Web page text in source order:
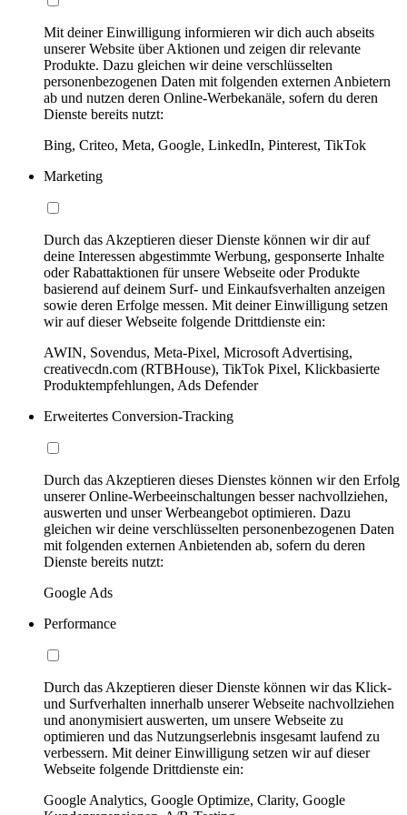
Mit deiner Einwilligung informieren wir dich auch abseits
unserer Website über Aktionen und zeigen dir relevante
Produkte. Dazu gleichen wir deine verschlüsselten
personenbezogenen Daten mit folgenden externen Anbietern
ab und nutzen deren Online-Werbekanäle, sofern du deren
Dienste bereits nutzt:
Bing, Criteo, Meta, Google, LinkedIn, Pinterest, TikTok
Marketing
Durch das Akzeptieren dieser Dienste können wir dir auf
deine Interessen abgestimmte Werbung, gesponserte Inhalte
oder Rabattaktionen für unsere Webseite oder Produkte
basierend auf deinem Surf- und Einkaufsverhalten anzeigen
sowie deren Erfolge messen. Mit deiner Einwilligung setzen
wir auf dieser Webseite folgende Drittdienste ein:
AWIN, Sovendus, Meta-Pixel, Microsoft Advertising,
creativecdn.com (RTBHouse), TikTok Pixel, Klickbasierte
Produktempfehlungen, Ads Defender
Erweitertes Conversion-Tracking
Durch das Akzeptieren dieses Dienstes können wir den Erfolg
unserer Online-Werbeeinschaltungen besser nachvollziehen,
auswerten und unser Werbeangebot optimieren. Dazu
gleichen wir deine verschlüsselten personenbezogenen Daten
mit folgenden externen Anbietenden ab, sofern du deren
Dienste bereits nutzt:
Google Ads
Performance
Durch das Akzeptieren dieser Dienste können wir das Klick-
und Surfverhalten innerhalb unserer Webseite nachvollziehen
und anonymisiert auswerten, um unsere Webseite zu
optimieren und das Nutzungserlebnis insgesamt laufend zu
verbessern. Mit deiner Einwilligung setzen wir auf dieser
Webseite folgende Drittdienste ein:
Google Analytics, Google Optimize, Clarity, Google